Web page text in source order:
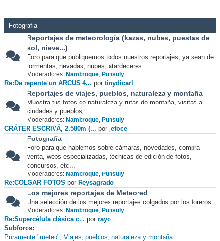
Fotografia
Reportajes de meteorología (kazas, nubes, puestas de
sol, nieve...)
Foro para que publiquemos todos nuestros reportajes, ya sean de
tormentas, nevadas, nubes, atardeceres...
Moderadores: Nambroque, Punsuly
Re:De repente un ARCUS 4... por tinydicarl
Reportajes de viajes, pueblos, naturaleza y montaña
Muestra tus fotos de naturaleza y rutas de montaña, visitas a
ciudades y pueblos,...
Moderadores: Nambroque, Punsuly
CRÁTER ESCRIVÁ, 2.580m (... por jefoce
Fotografía
Foro para que hablemos sobre cámaras, novedades, compra-
venta, webs especializadas, técnicas de edición de fotos,
concursos, etc...
Moderadores: Nambroque, Punsuly
Re:COLGAR FOTOS por Reysagrado
Los mejores reportajes de Meteored
Una selección de los mejores reportajes colgados por los foreros.
Moderadores: Nambroque, Punsuly
Re:Supercélula clásica c... por rayo
Subforos
Puramente "meteo" Viajes, pueblos, naturaleza y montaña